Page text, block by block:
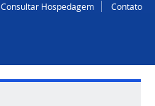
Consultar Hospedagem Contato